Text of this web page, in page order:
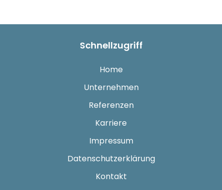
Schnellzugriff
Home
Unternehmen
Referenzen
Karriere
Impressum
Datenschutzerklärung
Kontakt